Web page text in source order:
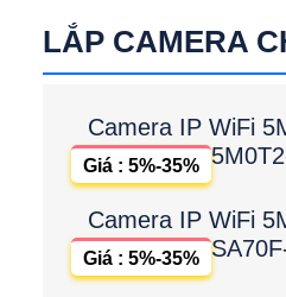
LẮP CAMERA
Camera IP WiFi
Giá : 5%-35%
Camera IP WiFi
Giá : 5%-35%